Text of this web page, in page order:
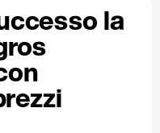
la